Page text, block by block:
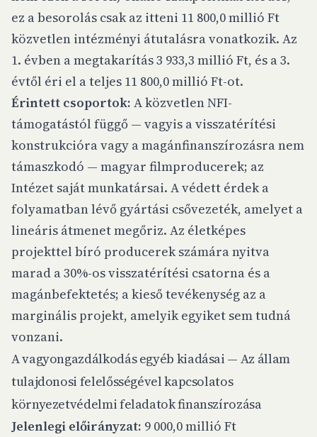
ez a besorolás csak az itteni 11 800,0 millió Ft
közvetlen intézményi átutalásra vonatkozik. Az
1. évben a megtakarítás 3 933,3 millió Ft, és a 3.
évtől éri el a teljes 11 800,0 millió Ft-ot.
Érintett csoportok: A közvetlen NFI-
támogatástól függő — vagyis a visszatérítési
konstrukcióra vagy a magánfinanszírozásra nem
támaszkodó — magyar filmproducerek; az
Intézet saját munkatársai. A védett érdek a
folyamatban lévő gyártási csővezeték, amelyet a
lineáris átmenet megőriz. Az életképes
projekttel bíró producerek számára nyitva
marad a 30%-os visszatérítési csatorna és a
magánbefektetés; a kieső tevékenység az a
marginális projekt, amelyik egyiket sem tudná
vonzani.
A vagyongazdálkodás egyéb kiadásai — Az állam
tulajdonosi felelősségével kapcsolatos
környezetvédelmi feladatok finanszírozása
Jelenlegi előirányzat: 9 000,0 millió Ft